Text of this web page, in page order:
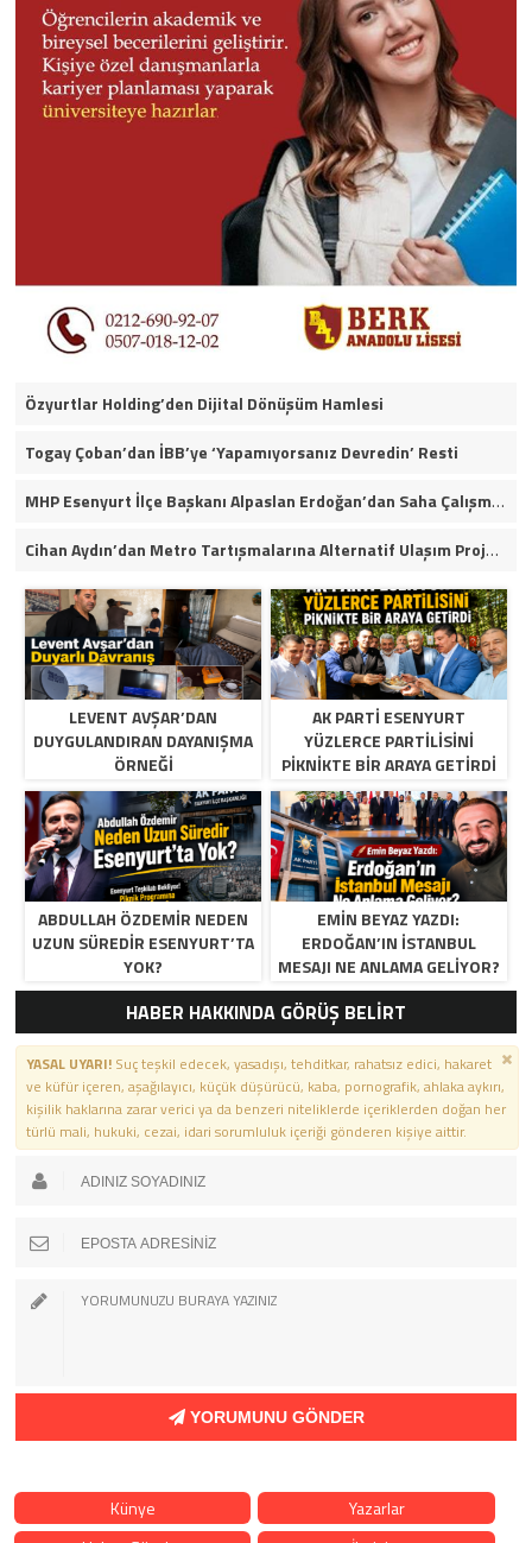
Özyurtlar Holding’den Dijital Dönüşüm Hamlesi
Togay Çoban’dan İBB’ye ‘Yapamıyorsanız Devredin’ Resti
MHP Esenyurt İlçe Başkanı Alpaslan Erdoğan’dan Saha Çalışmaları ve Yerel Gündeme İlişkin Açıklamalar
Cihan Aydın’dan Metro Tartışmalarına Alternatif Ulaşım Projesi
LEVENT AVŞAR’DAN
DUYGULANDIRAN DAYANIŞMA
ÖRNEĞI
AK PARTI ESENYURT
YÜZLERCE PARTILISINI
PIKNIKTE BIR ARAYA GETIRDI
ABDULLAH ÖZDEMIR NEDEN
UZUN SÜREDIR ESENYURT’TA
YOK?
EMIN BEYAZ YAZDI:
ERDOĞAN’IN İSTANBUL
MESAJI NE ANLAMA GELIYOR?
HABER HAKKINDA GÖRÜŞ BELİRT
YASAL UYARI! Suç teşkil edecek, yasadışı, tehditkar, rahatsız edici, hakaret
ve küfür içeren, aşağılayıcı, küçük düşürücü, kaba, pornografik, ahlaka aykırı,
kişilik haklarına zarar verici ya da benzeri niteliklerde içeriklerden doğan her
türlü mali, hukuki, cezai, idari sorumluluk içeriği gönderen kişiye aittir.
YORUMUNU GÖNDER
Künye
Yazarlar